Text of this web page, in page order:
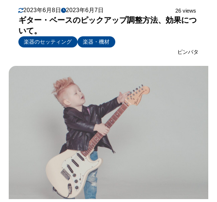
2023年6月8日 2023年6月7日 26 views
ギター・ベースのピックアップ調整方法、効果につ
いて。
楽器のセッティング
楽器・機材
ピンバタ